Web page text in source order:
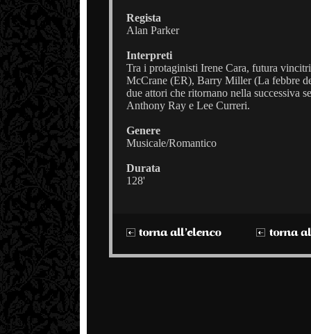
Regista
Alan Parker
Interpreti
Tra i protaginisti Irene Cara, futura
McCrane (ER), Barry Miller (La febbre
due attori che ritornano nella successiva
Anthony Ray e Lee Curreri.
Genere
Musicale/Romantico
Durata
128'